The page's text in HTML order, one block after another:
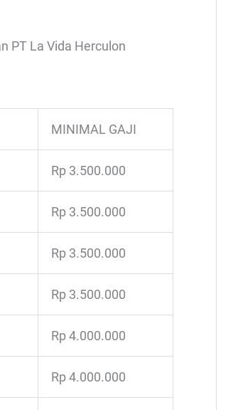
PT La Vida Herculon
MINIMAL GAJI
Rp 3.500.000
Rp 3.500.000
Rp 3.500.000
Rp 3.500.000
Rp 4.000.000
Rp 4.000.000